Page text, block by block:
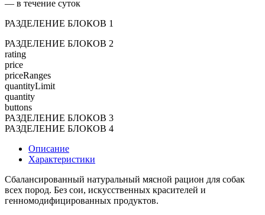
— в течение суток
РАЗДЕЛЕНИЕ БЛОКОВ 1
РАЗДЕЛЕНИЕ БЛОКОВ 2
rating
price
priceRanges
quantityLimit
quantity
buttons
РАЗДЕЛЕНИЕ БЛОКОВ 3
РАЗДЕЛЕНИЕ БЛОКОВ 4
Описание
Характеристики
Сбалансированный натуральный мясной рацион для собак
всех пород. Без сои, искусственных красителей и
генномодифицированных продуктов.